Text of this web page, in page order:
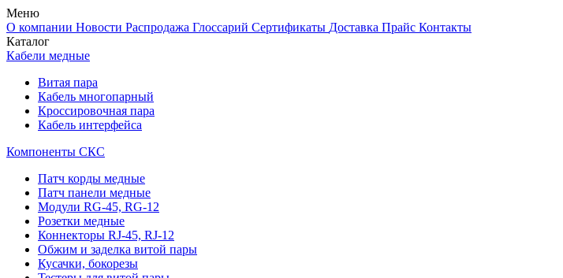
Меню
О компании Новости Распродажа Глоссарий Сертификаты Доставка Прайс Контакты
Каталог
Кабели медные
Витая пара
Кабель многопарный
Кроссировочная пара
Кабель интерфейса
Компоненты СКС
Патч корды медные
Патч панели медные
Модули RG-45, RG-12
Розетки медные
Коннекторы RJ-45, RJ-12
Обжим и заделка витой пары
Кусачки, бокорезы